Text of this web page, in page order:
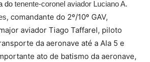
do tenente-coronel aviador Luciano A.
, comandante do 2º/10º GAV,
aviador Tiago Taffarel, piloto
da aeronave até a Ala 5 e
ato de batismo da aeronave,